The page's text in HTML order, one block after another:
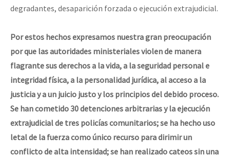
degradantes, desaparición forzada o ejecución extrajudicial.
Por estos hechos expresamos nuestra gran preocupación
por que las autoridades ministeriales violen de manera
flagrante sus derechos a la vida, a la seguridad personal e
integridad física, a la personalidad jurídica, al acceso a la
justicia y a un juicio justo y los principios del debido proceso.
Se han cometido 30 detenciones arbitrarias y la ejecución
extrajudicial de tres policías comunitarios; se ha hecho uso
letal de la fuerza como único recurso para dirimir un
conflicto de alta intensidad; se han realizado cateos sin una